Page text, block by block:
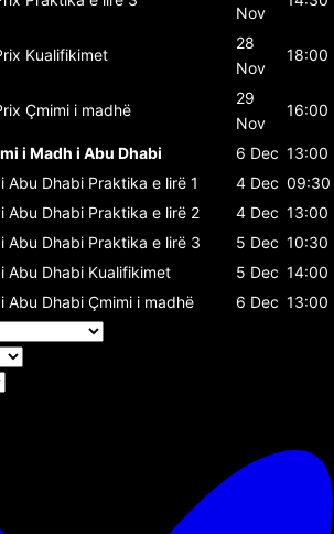
Nov
Kualifikimet
28
Nov
18:00
Çmimi i madhë
29
Nov
16:00
i Madh i Abu Dhabi 6 Dec 13:00
Abu Dhabi Praktika e lirë 1 4 Dec 09:30
Abu Dhabi Praktika e lirë 2 4 Dec 13:00
Abu Dhabi Praktika e lirë 3 5 Dec 10:30
Abu Dhabi Kualifikimet 5 Dec 14:00
Abu Dhabi Çmimi i madhë 6 Dec 13:00